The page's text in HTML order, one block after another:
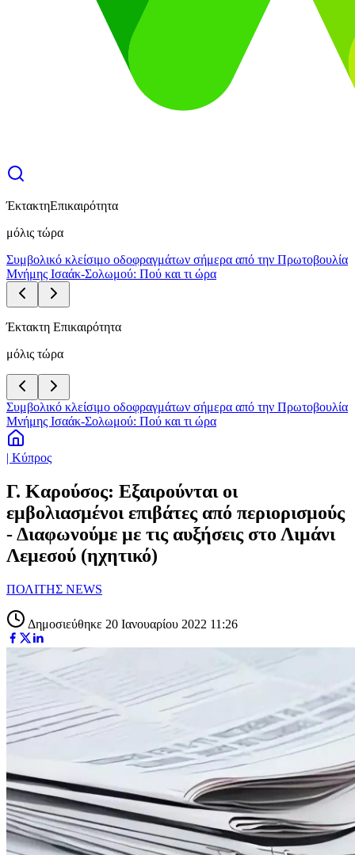
ΈκτακτηΕπικαιρότητα
μόλις τώρα
Συμβολικό κλείσιμο οδοφραγμάτων σήμερα από την Πρωτοβουλία
Μνήμης Ισαάκ-Σολωμού: Πού και τι ώρα
Έκτακτη Επικαιρότητα
μόλις τώρα
Συμβολικό κλείσιμο οδοφραγμάτων σήμερα από την Πρωτοβουλία
Μνήμης Ισαάκ-Σολωμού: Πού και τι ώρα
| Κύπρος
Γ. Καρούσος: Εξαιρούνται οι
εμβολιασμένοι επιβάτες από περιορισμούς
- Διαφωνούμε με τις αυξήσεις στο Λιμάνι
Λεμεσού (ηχητικό)
ΠΟΛΙΤΗΣ NEWS
Δημοσιεύθηκε 20 Ιανουαρίου 2022 11:26